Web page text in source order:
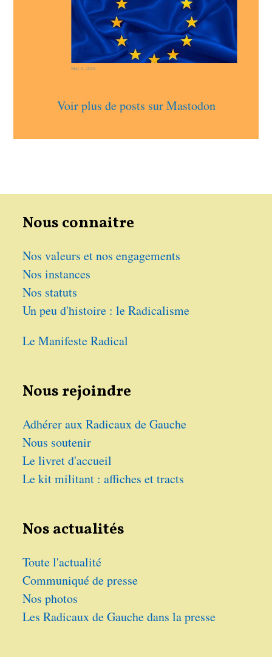
May 9, 2026
Voir plus de posts sur Mastodon
Nous connaitre
Nos valeurs et nos engagements
Nos instances
Nos statuts
Un peu d'histoire : le Radicalisme
Le Manifeste Radical
Nous rejoindre
Adhérer aux Radicaux de Gauche
Nous soutenir
Le livret d'accueil
Le kit militant : affiches et tracts
Nos actualités
Toute l'actualité
Communiqué de presse
Nos photos
Les Radicaux de Gauche dans la presse